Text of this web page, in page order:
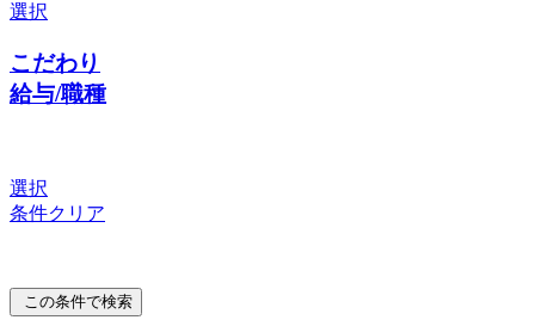
選択
こだわり
給与/職種
選択
条件クリア
この条件で検索